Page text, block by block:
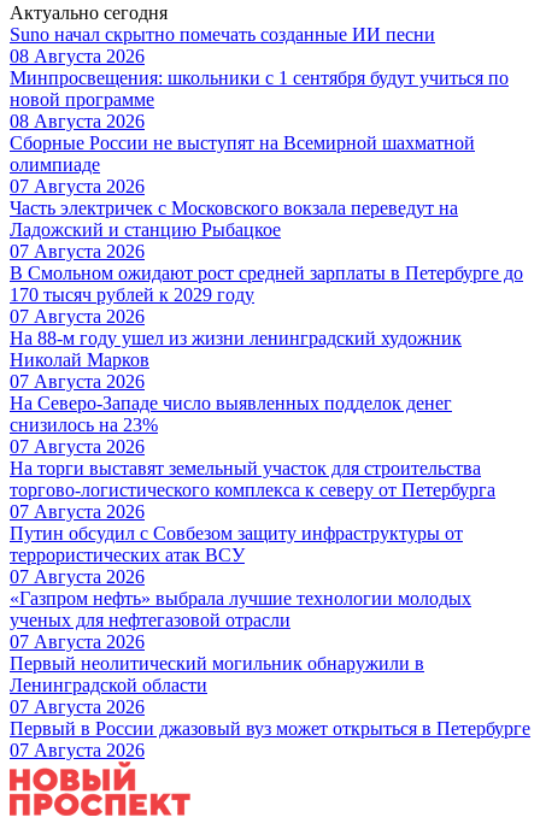
Актуально сегодня
Suno начал скрытно помечать созданные ИИ песни
08 Августа 2026
Минпросвещения: школьники с 1 сентября будут учиться по
новой программе
08 Августа 2026
Сборные России не выступят на Всемирной шахматной
олимпиаде
07 Августа 2026
Часть электричек с Московского вокзала переведут на
Ладожский и станцию Рыбацкое
07 Августа 2026
В Смольном ожидают рост средней зарплаты в Петербурге до
170 тысяч рублей к 2029 году
07 Августа 2026
На 88-м году ушел из жизни ленинградский художник
Николай Марков
07 Августа 2026
На Северо-Западе число выявленных подделок денег
снизилось на 23%
07 Августа 2026
На торги выставят земельный участок для строительства
торгово-логистического комплекса к северу от Петербурга
07 Августа 2026
Путин обсудил с Совбезом защиту инфраструктуры от
террористических атак ВСУ
07 Августа 2026
«Газпром нефть» выбрала лучшие технологии молодых
ученых для нефтегазовой отрасли
07 Августа 2026
Первый неолитический могильник обнаружили в
Ленинградской области
07 Августа 2026
Первый в России джазовый вуз может открыться в Петербурге
07 Августа 2026